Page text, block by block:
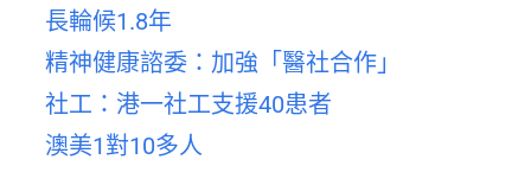
長輪候1.8年
精神健康諮委：加強「醫社合作」
社工：港一社工支援40患者
澳美1對10多人